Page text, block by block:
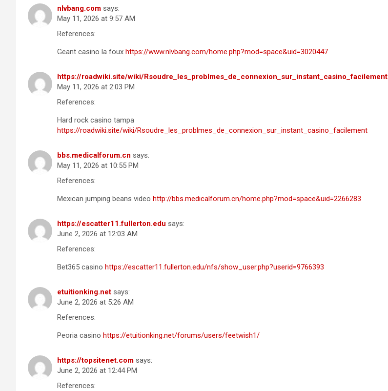
nlvbang.com says:
May 11, 2026 at 9:57 AM
References:
Geant casino la foux https://www.nlvbang.com/home.php?mod=space&uid=3020447
https://roadwiki.site/wiki/Rsoudre_les_problmes_de_connexion_sur_instant_casino_facilement
May 11, 2026 at 2:03 PM
References:
Hard rock casino tampa
https://roadwiki.site/wiki/Rsoudre_les_problmes_de_connexion_sur_instant_casino_facilement
bbs.medicalforum.cn says:
May 11, 2026 at 10:55 PM
References:
Mexican jumping beans video http://bbs.medicalforum.cn/home.php?mod=space&uid=2266283
https://escatter11.fullerton.edu says:
June 2, 2026 at 12:03 AM
References:
Bet365 casino https://escatter11.fullerton.edu/nfs/show_user.php?userid=9766393
etuitionking.net says:
June 2, 2026 at 5:26 AM
References:
Peoria casino https://etuitionking.net/forums/users/feetwish1/
https://topsitenet.com says:
June 2, 2026 at 12:44 PM
References: